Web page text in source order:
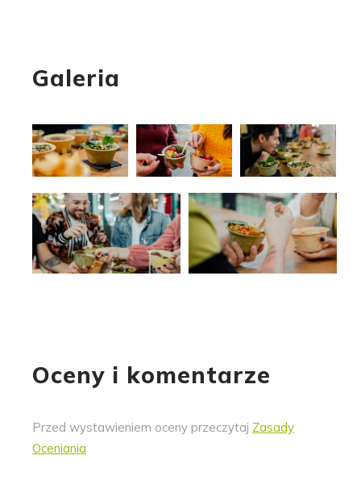
Galeria
Oceny i komentarze
Przed wystawieniem oceny przeczytaj Zasady
Oceniania